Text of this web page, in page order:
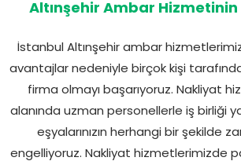
Altınşehir Ambar
İstanbul Altınşehir ambar
avantajlar nedeniyle birçok kişi
firma olmayı başarıyoruz. Nakliyat
alanında uzman personellerle iş birliği
eşyalarınızın herhangi bir şekilde
engelliyoruz. Nakliyat hizmetlerimizde